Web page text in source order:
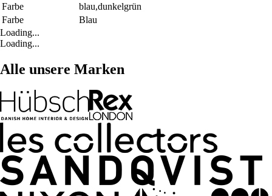
Farbe
blau,dunkelgrün
Farbe
Blau
Loading...
Loading...
Alle unsere Marken